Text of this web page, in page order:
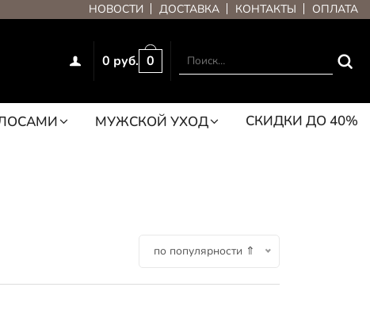
НОВОСТИ ДОСТАВКА КОНТАКТЫ ОПЛАТА
0 руб. 0
МУЖСКОЙ УХОД СКИДКИ ДО 40%
по популярности ⇑